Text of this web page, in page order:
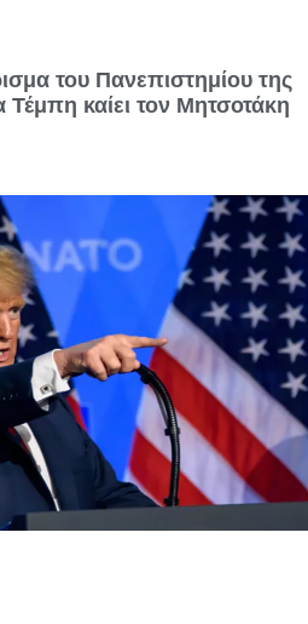
του Πανεπιστημίου της
καίει τον Μητσοτάκη